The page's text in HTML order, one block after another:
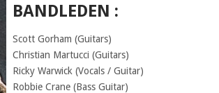
BANDLEDEN :
Scott Gorham (Guitars)
Christian Martucci (Guitars)
Ricky Warwick (Vocals / Guitar)
Robbie Crane (Bass Guitar)